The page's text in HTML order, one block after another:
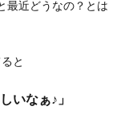
最近どうなの？とは
と
いなぁ♪」